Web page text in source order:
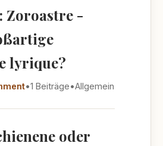
Zoroastre -
lyrique?
•1 Beiträge•Allgemein
oder